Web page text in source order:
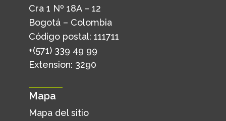
Cra 1 Nº 18A – 12
Bogotá – Colombia
Código postal: 111711
+(571) 339 49 99
Extension: 3290
Mapa
Mapa del sitio